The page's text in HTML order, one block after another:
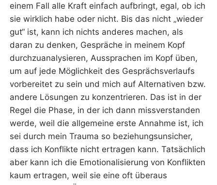
einem Fall alle Kraft einfach aufbringt, egal, ob ich
sie wirklich habe oder nicht. Bis das nicht „wieder
gut“ ist, kann ich nichts anderes machen, als
daran zu denken, Gespräche in meinem Kopf
durchzuanalysieren, Aussprachen im Kopf üben,
um auf jede Möglichkeit des Gesprächsverlaufs
vorbereitet zu sein und mich auf Alternativen bzw.
andere Lösungen zu konzentrieren. Das ist in der
Regel die Phase, in der ich dann missverstanden
werde, weil die allgemeine erste Annahme ist, ich
sei durch mein Trauma so beziehungsunsicher,
dass ich Konflikte nicht ertragen kann. Tatsächlich
aber kann ich die Emotionalisierung von Konflikten
kaum ertragen, weil sie eine oft überaus